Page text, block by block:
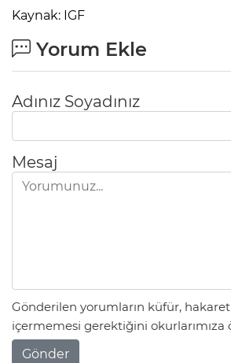
Kaynak: IGF
Yorum Ekle
Adınız Soyadınız
Mesaj
Gönderilen yorumların küfür,
içermemesi gerektiğini okurlarımıza
Gönder